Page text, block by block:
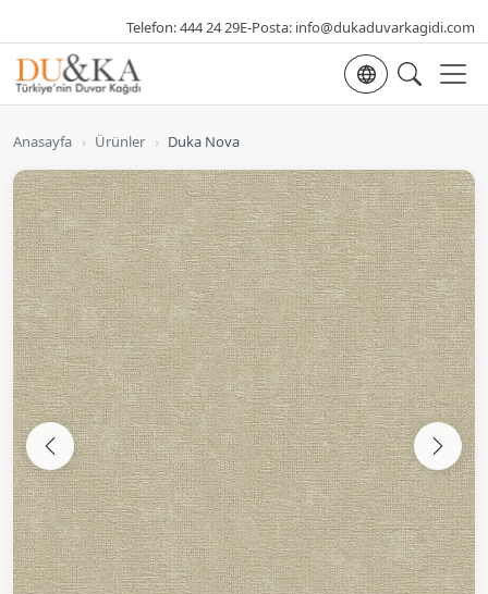
Telefon:444 24 29E-Posta: info@dukaduvarkagidi.com
Dil seçimi
Anasayfa › Ürünler › Duka Nova